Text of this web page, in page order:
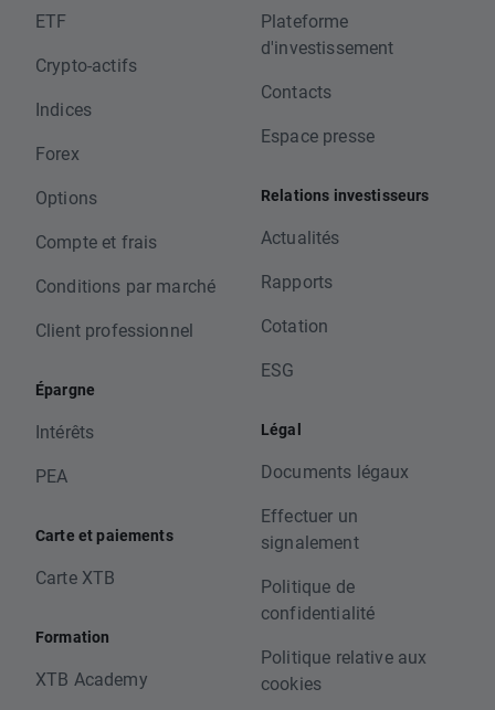
ETF
Crypto-actifs
Indices
Forex
Options
Compte et frais
Conditions par marché
Client professionnel
Épargne
Intérêts
PEA
Carte et paiements
Carte XTB
Formation
XTB Academy
Plateforme
d'investissement
Contacts
Espace presse
Relations investisseurs
Actualités
Rapports
Cotation
ESG
Légal
Documents légaux
Effectuer un
signalement
Politique de
confidentialité
Politique relative aux
cookies